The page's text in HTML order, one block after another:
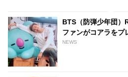
BTS（防弾少年団）
ファンがコアラをプ
NEWS